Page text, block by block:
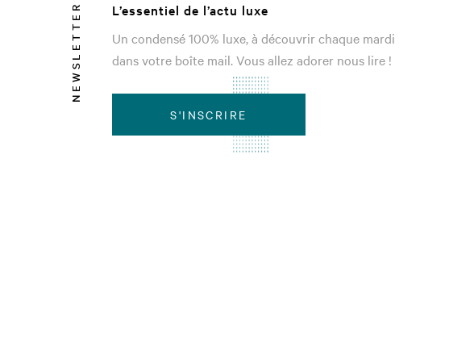
NEWSLETTER
L’essentiel de l’actu luxe
Un condensé 100% luxe, à découvrir chaque mardi
dans votre boîte mail. Vous allez adorer nous lire !
S'INSCRIRE